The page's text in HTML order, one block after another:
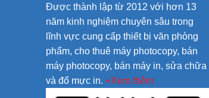
Được thành lập từ 2012 với hơn 13
năm kinh nghiệm chuyên sâu trong
lĩnh vực cung cấp thiết bị văn phòng
phẩm, cho thuê máy photocopy, bán
máy photocopy, bán máy in, sửa chữa
và đổ mực in. +Xem thêm